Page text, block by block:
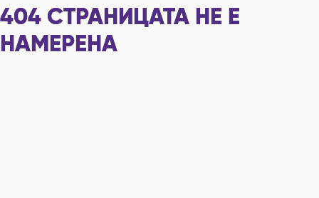
404 СТРАНИЦАТА НЕ Е
НАМЕРЕНА